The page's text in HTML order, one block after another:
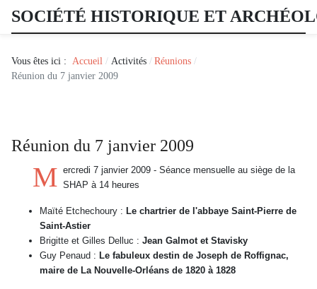
SOCIÉTÉ HISTORIQUE ET
Vous êtes ici : Accueil Activités
Réunions
Réunion du 7 janvier 2009
Réunion du 7 janvier 2009
M ercredi 7 janvier 2009 - Séance mensuelle au siège de la
SHAP à 14 heures
Maïté Etchechoury : Le chartrier de l'abbaye Saint-Pierre de
Saint-Astier
Brigitte et Gilles Delluc : Jean Galmot et Stavisky
Guy Penaud : Le fabuleux destin de Joseph de Roffignac,
maire de La Nouvelle-Orléans de 1820 à 1828